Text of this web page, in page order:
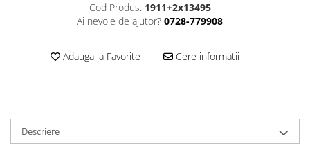
Cod Produs: 1911+2x13495
Ai nevoie de ajutor? 0728-779908
Adauga la Favorite Cere informatii
Descriere